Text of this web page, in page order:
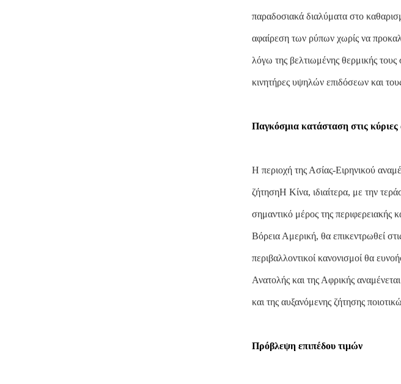
παραδοσιακά διαλύματα στο
αφαίρεση των ρύπων χωρίς να
λόγω της βελτιωμένης θερμικής τους
κινητήρες υψηλών επιδόσεων και
Παγκόσμια κατάσταση στις κύριες
Η περιοχή της Ασίας-Ειρηνικού
ζήτησηΗ Κίνα, ιδιαίτερα, με την
σημαντικό μέρος της
Βόρεια Αμερική, θα επικεντρωθεί
περιβαλλοντικοί κανονισμοί θα
Ανατολής και της Αφρικής
και της αυξανόμενης ζήτησης
Πρόβλεψη επιπέδου τιμών